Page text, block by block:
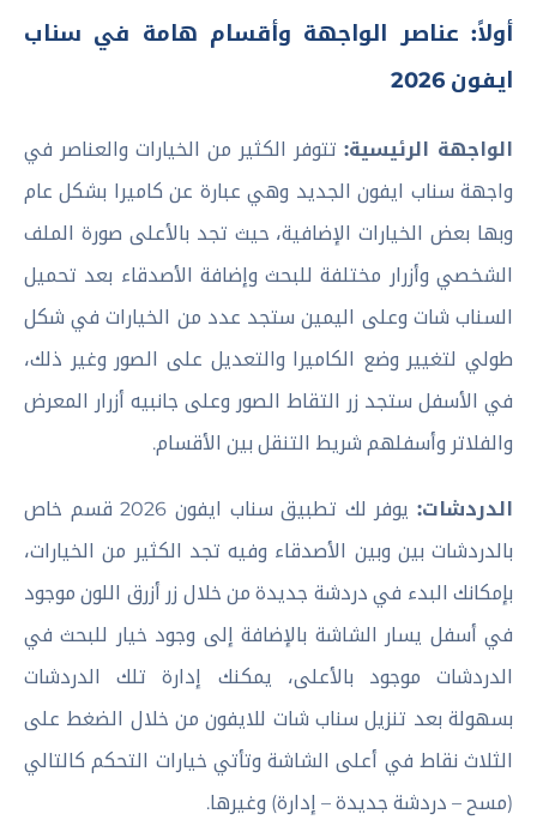
أولاً: عناصر الواجهة وأقسام هامة في سناب
ايفون 2026
الواجهة الرئيسية: تتوفر الكثير من الخيارات والعناصر في
واجهة سناب ايفون الجديد وهي عبارة عن كاميرا بشكل عام
وبها بعض الخيارات الإضافية، حيث تجد بالأعلى صورة الملف
الشخصي وأزرار مختلفة للبحث وإضافة الأصدقاء بعد تحميل
السناب شات وعلى اليمين ستجد عدد من الخيارات في شكل
طولي لتغيير وضع الكاميرا والتعديل على الصور وغير ذلك،
في الأسفل ستجد زر التقاط الصور وعلى جانبيه أزرار المعرض
والفلاتر وأسفلهم شريط التنقل بين الأقسام.
الدردشات:
يوفر لك تطبيق سناب ايفون 2026 قسم خاص
بالدردشات بين وبين الأصدقاء وفيه تجد الكثير من الخيارات،
بإمكانك البدء في دردشة جديدة من خلال زر أزرق اللون موجود
في أسفل يسار الشاشة بالإضافة إلى وجود خيار للبحث في
الدردشات موجود بالأعلى، يمكنك إدارة تلك الدردشات
بسهولة بعد تنزيل سناب شات للايفون من خلال الضغط على
الثلاث نقاط في أعلى الشاشة وتأتي خيارات التحكم كالتالي
(مسح – دردشة جديدة – إدارة) وغيرها.